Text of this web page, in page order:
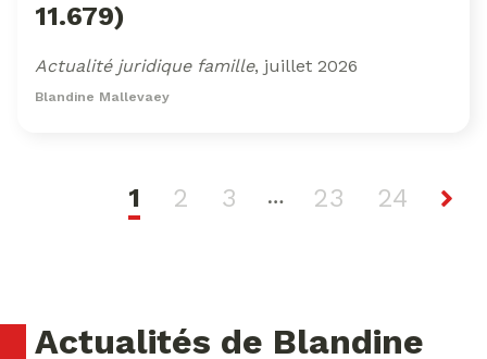
11.679)
Actualité juridique famille, juillet 2026
Blandine Mallevaey
1 2 3 … 23 24
Actualités de Blandine